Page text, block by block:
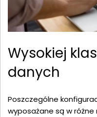
Wysokiej
danych
Poszczególne
wyposażane są w